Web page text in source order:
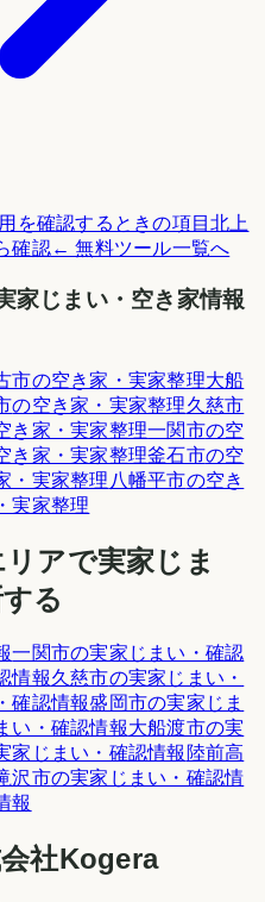
を確認するときの項目北上
確認← 無料ツール一覧へ
家じまい・空き家情報
市の空き家・実家整理大船
の空き家・実家整理久慈市
き家・実家整理一関市の空
き家・実家整理釜石市の空
・実家整理 八幡平市の空き
実家整理
アで実家じま
る
一関市の実家じまい・確認
情報久慈市の実家じまい・
確認情報盛岡市の実家じま
い・確認情報大船渡市の実
家じまい・確認情報 陸前高
沢市の実家じまい・確認情
報
社Kogera